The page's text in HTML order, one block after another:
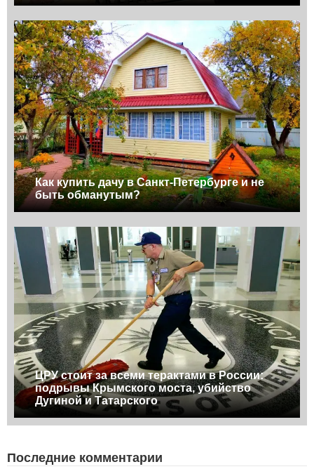
Как купить дачу в Санкт-Петербурге и не
быть обманутым?
ЦРУ стоит за всеми терактами в России:
подрывы Крымского моста, убийство
Дугиной и Татарского
Последние комментарии